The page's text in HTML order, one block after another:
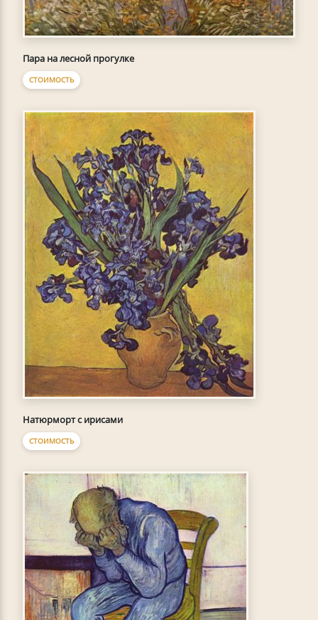
Пара на лесной прогулке
СТОИМОСТЬ
Натюрморт с ирисами
СТОИМОСТЬ